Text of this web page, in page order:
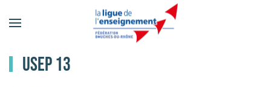
contenu
principal
USEP 13